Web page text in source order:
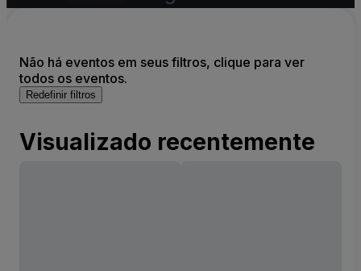
Não há eventos em seus filtros, clique para ver
todos os eventos.
Redefinir filtros
Visualizado recentemente